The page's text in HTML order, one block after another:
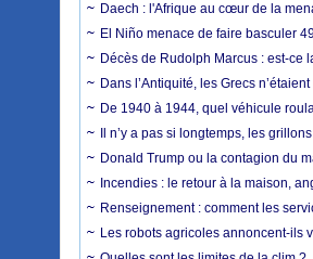
Daech : l'Afrique au cœur de la
El Niño menace de faire basculer
Décès de Rudolph Marcus : est-ce
Dans l’Antiquité, les Grecs
De 1940 à 1944, quel véhicule
Il n’y a pas si longtemps, les
Donald Trump ou la contagion du
Incendies : le retour à la maison,
Renseignement : comment les
Les robots agricoles annoncent-ils